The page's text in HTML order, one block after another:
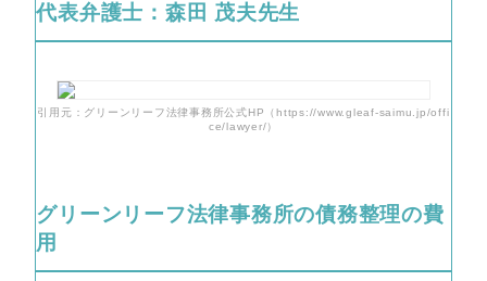
代表弁護士：森田 茂夫先生
引用元：グリーンリーフ法律事務所公式HP（https://www.gleaf-saimu.jp/offi
ce/lawyer/）
グリーンリーフ法律事務所の債務整理の費
用